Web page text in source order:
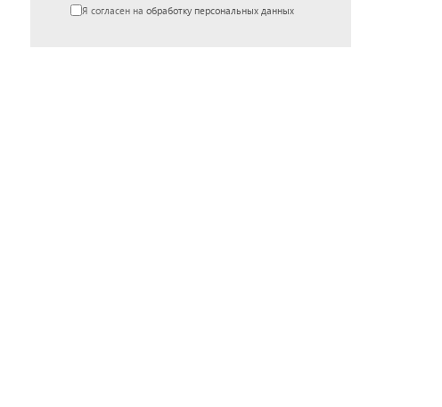
Я согласен на обработку персональных данных